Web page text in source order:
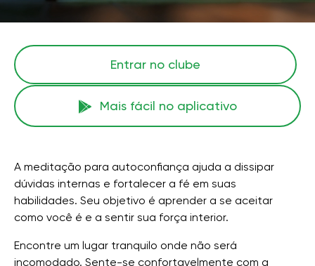
Entrar no clube
Mais fácil no aplicativo
A meditação para autoconfiança ajuda a dissipar
dúvidas internas e fortalecer a fé em suas
habilidades. Seu objetivo é aprender a se aceitar
como você é e a sentir sua força interior.
Encontre um lugar tranquilo onde não será
incomodado. Sente-se confortavelmente com a